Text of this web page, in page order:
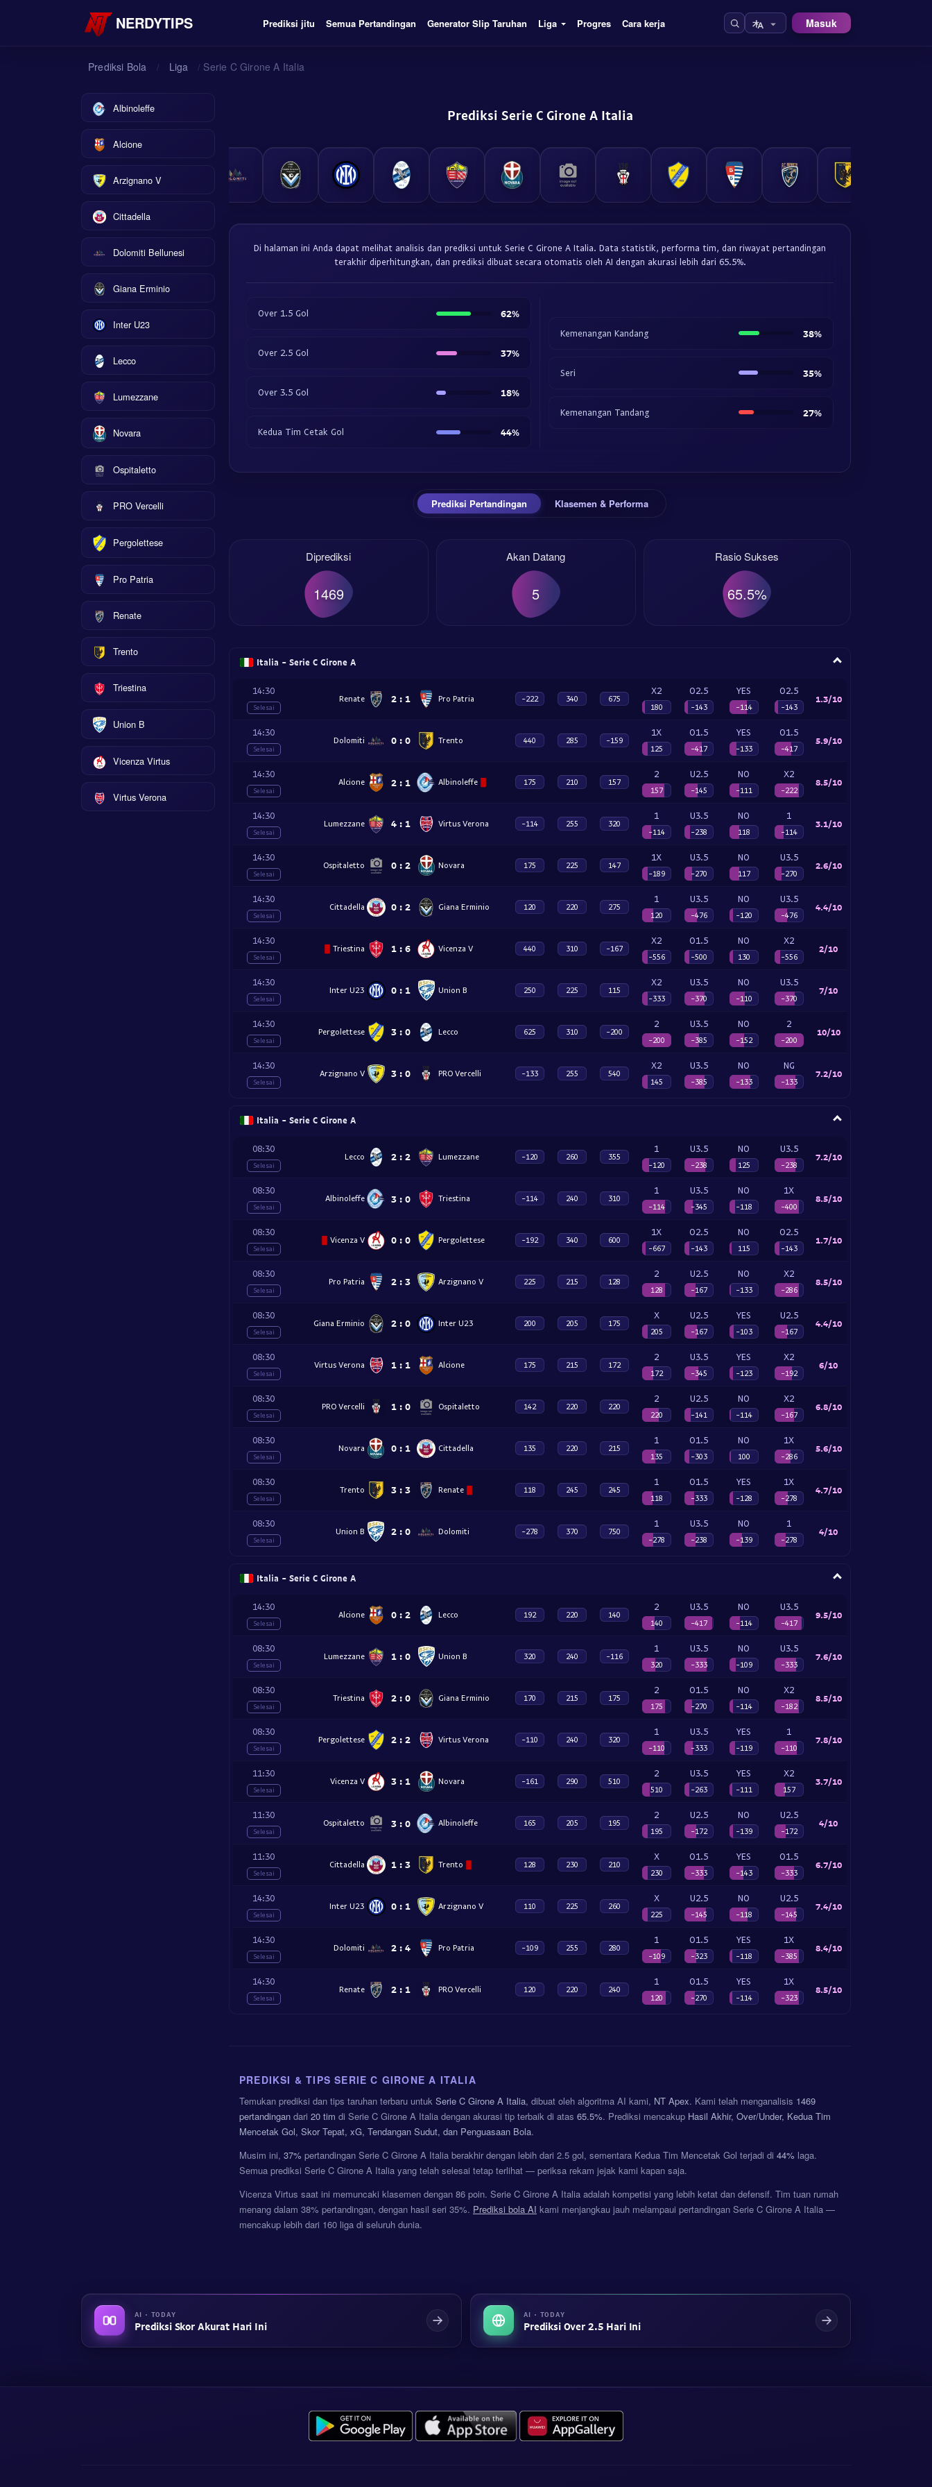
NERDYTIPS Prediksi jitu Semua Pertandingan Generator Slip Taruhan Liga Progres Cara kerja Masuk
Prediksi Bola / Liga / Serie C Girone A Italia
Albinoleffe
Alcione
Arzignano V
Cittadella
Dolomiti Bellunesi
Giana Erminio
Inter U23
Lecco
Lumezzane
Novara
Ospitaletto
PRO Vercelli
Pergolettese
Pro Patria
Renate
Trento
Triestina
Union B
Vicenza Virtus
Virtus Verona
Prediksi Serie C Girone A Italia
Di halaman ini Anda dapat melihat analisis dan prediksi untuk Serie C Girone A Italia. Data statistik, performa tim, dan riwayat pertandingan
terakhir diperhitungkan, dan prediksi dibuat secara otomatis oleh AI dengan akurasi lebih dari 65.5%.
Over 1.5 Gol 62%
Over 2.5 Gol 37%
Over 3.5 Gol 18%
Kedua Tim Cetak Gol 44%
Kemenangan Kandang 38%
Seri 35%
Kemenangan Tandang 27%
Prediksi Pertandingan Klasemen & Performa
Diprediksi
1469
Akan Datang
5
Rasio Sukses
65.5%
Italia - Serie C Girone A
14:30
Selesai
Renate 2 : 1 Pro Patria -222 340 675
X2
180
O2.5
-143
YES
-114
O2.5
-143
1.3/10
14:30
Selesai
Dolomiti 0 : 0 Trento 440 285 -159
1X
125
O1.5
-417
YES
-133
O1.5
-417
5.9/10
14:30
Selesai
Alcione 2 : 1 Albinoleffe 175 210 157
2
157
U2.5
-145
NO
-111
X2
-222
8.5/10
14:30
Selesai
Lumezzane 4 : 1 Virtus Verona -114 255 320
1
-114
U3.5
-238
NO
118
1
-114
3.1/10
14:30
Selesai
Ospitaletto 0 : 2 Novara 175 225 147
1X
-189
U3.5
-270
NO
117
U3.5
-270
2.6/10
14:30
Selesai
Cittadella 0 : 2 Giana Erminio 120 220 275
1
120
U3.5
-476
NO
-120
U3.5
-476
4.4/10
14:30
Selesai
Triestina 1 : 6 Vicenza V 440 310 -167
X2
-556
O1.5
-500
NO
130
X2
-556
2/10
14:30
Selesai
Inter U23 0 : 1 Union B 250 225 115
X2
-333
U3.5
-370
NO
-110
U3.5
-370
7/10
14:30
Selesai
Pergolettese 3 : 0 Lecco 625 310 -200
2
-200
U3.5
-385
NO
-152
2
-200
10/10
14:30
Selesai
Arzignano V 3 : 0 PRO Vercelli -133 255 540
X2
145
U3.5
-385
NO
-133
NG
-133
7.2/10
Italia - Serie C Girone A
08:30
Selesai
Lecco 2 : 2 Lumezzane -120 260 355
1
-120
U3.5
-238
NO
125
U3.5
-238
7.2/10
08:30
Selesai
Albinoleffe 3 : 0 Triestina -114 240 310
1
-114
U3.5
-345
NO
-118
1X
-400
8.5/10
08:30
Selesai
Vicenza V 0 : 0 Pergolettese -192 340 600
1X
-667
O2.5
-143
NO
115
O2.5
-143
1.7/10
08:30
Selesai
Pro Patria 2 : 3 Arzignano V 225 215 128
2
128
U2.5
-167
NO
-133
X2
-286
8.5/10
08:30
Selesai
Giana Erminio 2 : 0 Inter U23 200 205 175
X
205
U2.5
-167
YES
-103
U2.5
-167
4.4/10
08:30
Selesai
Virtus Verona 1 : 1 Alcione 175 215 172
2
172
U3.5
-345
YES
-123
X2
-192
6/10
08:30
Selesai
PRO Vercelli 1 : 0 Ospitaletto 142 220 220
2
220
U2.5
-141
NO
-114
X2
-167
6.8/10
08:30
Selesai
Novara 0 : 1 Cittadella 135 220 215
1
135
O1.5
-303
NO
100
1X
-286
5.6/10
08:30
Selesai
Trento 3 : 3 Renate 118 245 245
1
118
O1.5
-333
YES
-128
1X
-278
4.7/10
08:30
Selesai
Union B 2 : 0 Dolomiti -278 370 750
1
-278
U3.5
-238
NO
-139
1
-278
4/10
Italia - Serie C Girone A
14:30
Selesai
Alcione 0 : 2 Lecco 192 220 140
2
140
U3.5
-417
NO
-114
U3.5
-417
9.5/10
08:30
Selesai
Lumezzane 1 : 0 Union B 320 240 -116
1
320
U3.5
-333
NO
-109
U3.5
-333
7.6/10
08:30
Selesai
Triestina 2 : 0 Giana Erminio 170 215 175
2
175
O1.5
-270
NO
-114
X2
-182
8.5/10
08:30
Selesai
Pergolettese 2 : 2 Virtus Verona -110 240 320
1
-110
U3.5
-333
YES
-119
1
-110
7.8/10
11:30
Selesai
Vicenza V 3 : 1 Novara -161 290 510
2
510
U3.5
-263
YES
-111
X2
157
3.7/10
11:30
Selesai
Ospitaletto 3 : 0 Albinoleffe 165 205 195
2
195
U2.5
-172
NO
-139
U2.5
-172
4/10
11:30
Selesai
Cittadella 1 : 3 Trento 128 230 210
X
230
O1.5
-333
YES
-143
O1.5
-333
6.7/10
14:30
Selesai
Inter U23 0 : 1 Arzignano V 110 225 260
X
225
U2.5
-145
NO
-118
U2.5
-145
7.4/10
14:30
Selesai
Dolomiti 2 : 4 Pro Patria -109 255 280
1
-109
O1.5
-323
YES
-118
1X
-385
8.4/10
14:30
Selesai
Renate 2 : 1 PRO Vercelli 120 220 240
1
120
O1.5
-270
YES
-114
1X
-323
8.5/10
PREDIKSI & TIPS SERIE C GIRONE A ITALIA
Temukan prediksi dan tips taruhan terbaru untuk Serie C Girone A Italia, dibuat oleh algoritma AI kami, NT Apex. Kami telah menganalisis 1469
pertandingan dari 20 tim di Serie C Girone A Italia dengan akurasi tip terbaik di atas 65.5%. Prediksi mencakup Hasil Akhir, Over/Under, Kedua Tim
Mencetak Gol, Skor Tepat, xG, Tendangan Sudut, dan Penguasaan Bola.
Musim ini, 37% pertandingan Serie C Girone A Italia berakhir dengan lebih dari 2.5 gol, sementara Kedua Tim Mencetak Gol terjadi di 44% laga.
Semua prediksi Serie C Girone A Italia yang telah selesai tetap terlihat — periksa rekam jejak kami kapan saja.
Vicenza Virtus saat ini memuncaki klasemen dengan 86 poin. Serie C Girone A Italia adalah kompetisi yang lebih ketat dan defensif. Tim tuan rumah
menang dalam 38% pertandingan, dengan hasil seri 35%. Prediksi bola AI kami menjangkau jauh melampaui pertandingan Serie C Girone A Italia —
mencakup lebih dari 160 liga di seluruh dunia.
AI · TODAY
Prediksi Skor Akurat Hari Ini
AI · TODAY
Prediksi Over 2.5 Hari Ini